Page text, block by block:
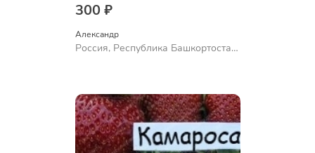
300 ₽
Александр
Россия, Республика Башкортостан,